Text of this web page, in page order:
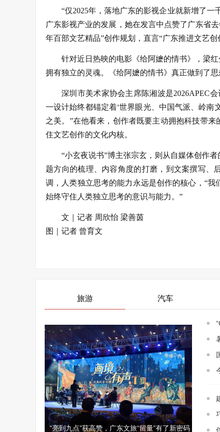
“仅2025年，落地广东的影视企业就新增了
广东影视产业的发展，她在发言中点赞了广东省
年百部文艺精品”创作规划，直言“广东推进文艺
针对近日热映的电影《给阿嬷的情书》，梁
拥有独立的灵魂。《给阿嬷的情书》真正做到了
深圳市美术家协会主席陈湘波是2026APEC
一设计始终都锚定着‘世界眼光、中国气派、岭
之美。”在他看来，创作者既要主动拥抱科技带
住文艺创作的文化内核。
“小玄夜说书”博主张宗玄，则从自媒体创作
题方向的梳理、内容角度的打磨，到文案撰写、
调，人类独立思考的能力永远是创作的核心，“
始终守住人类独立思考的意识与能力。”
文｜记者 周欣怡 梁善茵
图｜记者 曾育文